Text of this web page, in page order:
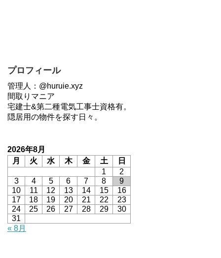
プロフィール
管理人：@huruie.xyz
間取りマニア
宅建士&第二種電気工事士資格有。
隠居用の物件を探す日々。
2026年8月
月
火 水 木 金 土
日
1
2
3
4 5 6 7 8
9
10
11 12 13 14 15
16
17
18 19 20 21 22
23
24
25 26 27 28 29
30
31
« 8月